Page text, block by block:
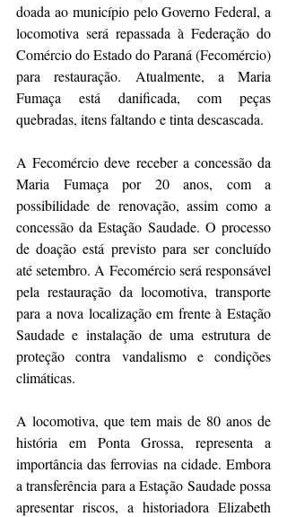
doada ao município pelo Governo Federal, a
locomotiva será repassada à Federação do
Comércio do Estado do Paraná (Fecomércio)
para restauração. Atualmente, a Maria
Fumaça está danificada, com peças
quebradas, itens faltando e tinta descascada.
A Fecomércio deve receber a concessão da
Maria Fumaça por 20 anos, com a
possibilidade de renovação, assim como a
concessão da Estação Saudade. O processo
de doação está previsto para ser concluído
até setembro. A Fecomércio será responsável
pela restauração da locomotiva, transporte
para a nova localização em frente à Estação
Saudade e instalação de uma estrutura de
proteção contra vandalismo e condições
climáticas.
A locomotiva, que tem mais de 80 anos de
história em Ponta Grossa, representa a
importância das ferrovias na cidade. Embora
a transferência para a Estação Saudade possa
apresentar riscos, a historiadora Elizabeth